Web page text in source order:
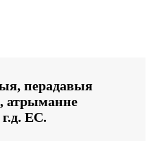
перадавыя
атрыманне
ЕС.